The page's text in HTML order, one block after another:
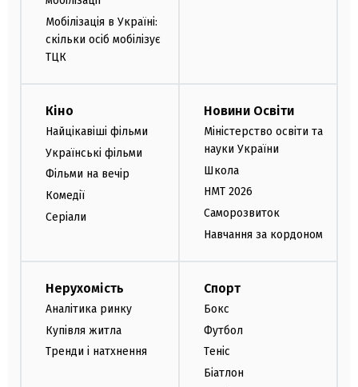
Мобілізація в Україні:
скільки осіб мобілізує
ТЦК
Кіно
Найцікавіші фільми
Українські фільми
Фільми на вечір
Комедії
Серіали
Новини Освіти
Міністерство освіти та
науки України
Школа
НМТ 2026
Саморозвиток
Навчання за кордоном
Нерухомість
Аналітика ринку
Купівля житла
Тренди і натхнення
Спорт
Бокс
Футбол
Теніс
Біатлон